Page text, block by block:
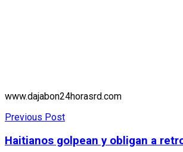
www.dajabon24horasrd.com
Previous Post
Haitianos golpean y obligan a